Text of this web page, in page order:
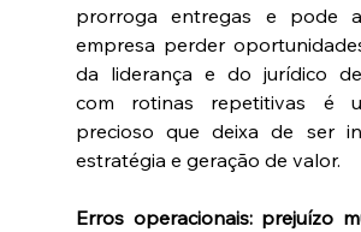
prorroga entregas e pode
empresa perder
da liderança e do jurídico
com rotinas repetitivas é
precioso que deixa de ser
estratégia e geração de valor.
Erros operacionais: prejuízo